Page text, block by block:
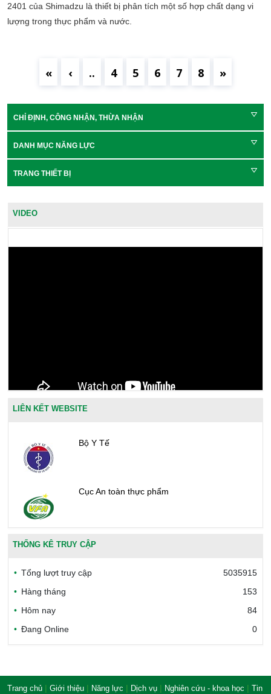
2401 của Shimadzu là thiết bị phân tích một số hợp chất dạng vi
lượng trong thực phẩm và nước.
« ‹ .. 4 5 6 7 8 »
CHỈ ĐỊNH, CÔNG NHẬN, THỪA NHẬN
DANH MỤC NĂNG LỰC
TRANG THIẾT BỊ
VIDEO
LIÊN KẾT WEBSITE
Bộ Y Tế
Cục An toàn thực phẩm
Văn phòng công nhận chất lượng
Công đoàn Y tế Việt Nam
THỐNG KÊ TRUY CẬP
Tổng lượt truy cập
5035915
Hàng tháng
153
Hôm nay
84
Đang Online
0
Trang chủ | Giới thiệu | Năng lực | Dịch vụ | Nghiên cứu - khoa học | Tin